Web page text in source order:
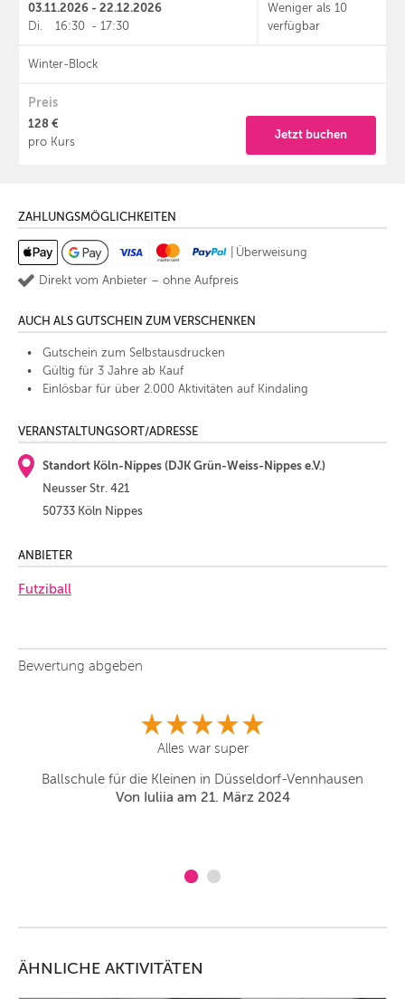
03.11.2026 - 22.12.2026
Di. 16:30 - 17:30
Winter-Block
Weniger als 10
verfügbar
Preis
128 €
pro Kurs
Jetzt buchen
ZAHLUNGSMÖGLICHKEITEN
Überweisung
Direkt vom Anbieter – ohne Aufpreis
AUCH ALS GUTSCHEIN ZUM VERSCHENKEN
Gutschein zum Selbstausdrucken
Gültig für 3 Jahre ab Kauf
Einlösbar für über 2.000 Aktivitäten auf Kindaling
VERANSTALTUNGSORT/ADRESSE
Standort Köln-Nippes (DJK Grün-Weiss-Nippes e.V.)
Neusser Str. 421
50733 Köln Nippes
ANBIETER
Futziball
Bewertung abgeben
Alles war super
Ballschule für die Kleinen in Düsseldorf-Vennhausen
Von Iuliia am 21. März 2024
ÄHNLICHE AKTIVITÄTEN